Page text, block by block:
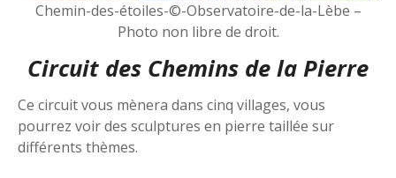
Chemin-des-étoiles-©-Observatoire-de-la-Lèbe –
Photo non libre de droit.
Circuit des Chemins de la Pierre
Ce circuit vous mènera dans cinq villages, vous
pourrez voir des sculptures en pierre taillée sur
différents thèmes.